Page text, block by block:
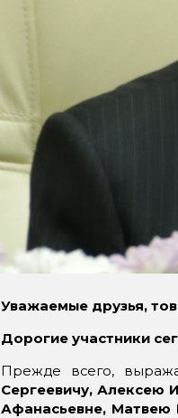
Уважаемые друзья,
Дорогие участники
Прежде всего,
Сергеевичу, Алексею
Афанасьевне, Матвею